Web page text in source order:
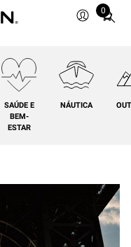
0
Total
SAÚDE E
BEM-
ESTAR
NÁUTICA